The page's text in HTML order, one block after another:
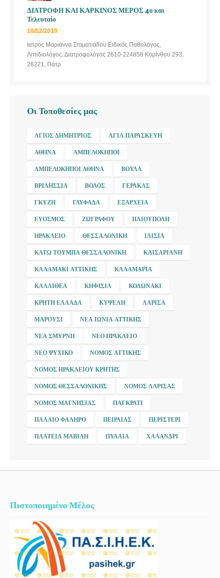
ΔΙΑΤΡΟΦΗ ΚΑΙ ΚΑΡΚΙΝΟΣ ΜΕΡΟΣ 4ο και
Τελευταίο
18/02/2019
Ιατρός Μαριάννα Σταματιάδου Ειδικός Παθολόγος,
Λιπιδιολόγος, Διατροφολόγος 2610-224858 Κορίνθου 293,
26221, Πάτρ
Οι Τοποθεσίες μας
ΆΓΙΟΣ ΔΗΜΉΤΡΙΟΣ ΑΓΊΑ ΠΑΡΑΣΚΕΥΉ
ΑΘΉΝΑ ΑΜΠΕΛΌΚΗΠΟΙ
ΑΜΠΕΛΌΚΗΠΟΙ ΑΘΉΝΑ ΒΟΎΛΑ
ΒΡΙΛΉΣΣΙΑ ΒΌΛΟΣ ΓΈΡΑΚΑΣ
ΓΚΎΖΗ ΓΛΥΦΆΔΑ ΕΞΆΡΧΕΙΑ
ΕΎΟΣΜΟΣ ΖΩΓΡΆΦΟΥ ΗΛΙΟΎΠΟΛΗ
ΗΡΆΚΛΕΙΟ ΘΕΣΣΑΛΟΝΊΚΗ ΙΛΊΣΙΑ
ΚΆΤΩ ΤΟΎΜΠΑ ΘΕΣΣΑΛΟΝΊΚΗ ΚΑΙΣΑΡΙΑΝΉ
ΚΑΛΑΜΆΚΙ ΑΤΤΙΚΉΣ ΚΑΛΑΜΑΡΙΆ
ΚΑΛΛΙΘΈΑ ΚΗΦΙΣΙΆ ΚΟΛΩΝΆΚΙ
ΚΡΉΤΗ ΕΛΛΆΔΑ ΚΥΨΈΛΗ ΛΆΡΙΣΑ
ΜΑΡΟΎΣΙ ΝΈΑ ΙΩΝΊΑ ΑΤΤΙΚΉΣ
ΝΈΑ ΣΜΎΡΝΗ ΝΈΟ ΗΡΆΚΛΕΙΟ
ΝΈΟ ΨΥΧΙΚΌ ΝΟΜΌΣ ΑΤΤΙΚΉΣ
ΝΟΜΌΣ ΗΡΑΚΛΕΊΟΥ ΚΡΉΤΗΣ
ΝΟΜΌΣ ΘΕΣΣΑΛΟΝΊΚΗΣ ΝΟΜΌΣ ΛΆΡΙΣΑΣ
ΝΟΜΌΣ ΜΑΓΝΗΣΊΑΣ ΠΑΓΚΡΆΤΙ
ΠΑΛΑΙΌ ΦΆΛΗΡΟ ΠΕΙΡΑΙΆΣ ΠΕΡΙΣΤΈΡΙ
ΠΛΑΤΕΊΑ ΜΑΒΊΛΗ ΠΥΛΑΊΑ ΧΑΛΆΝΔΡΙ
Πιστοποιημένο Μέλος